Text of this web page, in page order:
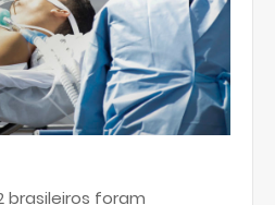
brasileiros foram